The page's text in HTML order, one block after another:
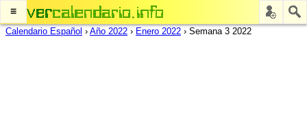
≡
Calendario Español › Año 2022 › Enero 2022 › Semana 3 2022